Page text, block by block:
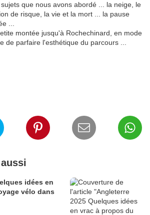
que nous avons abordé ... la neige, le
de risque, la vie et la mort ... la pause
...
montée jusqu'à Rochechinard, en mode
de parfaire l'esthétique du parcours ...
idées en
vélo dans